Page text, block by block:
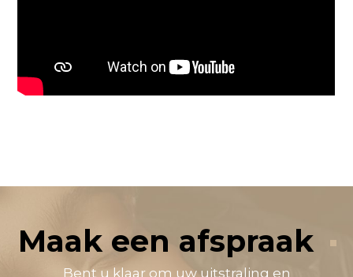
Maak een afspraak
Bent u klaar om uw uitstraling en